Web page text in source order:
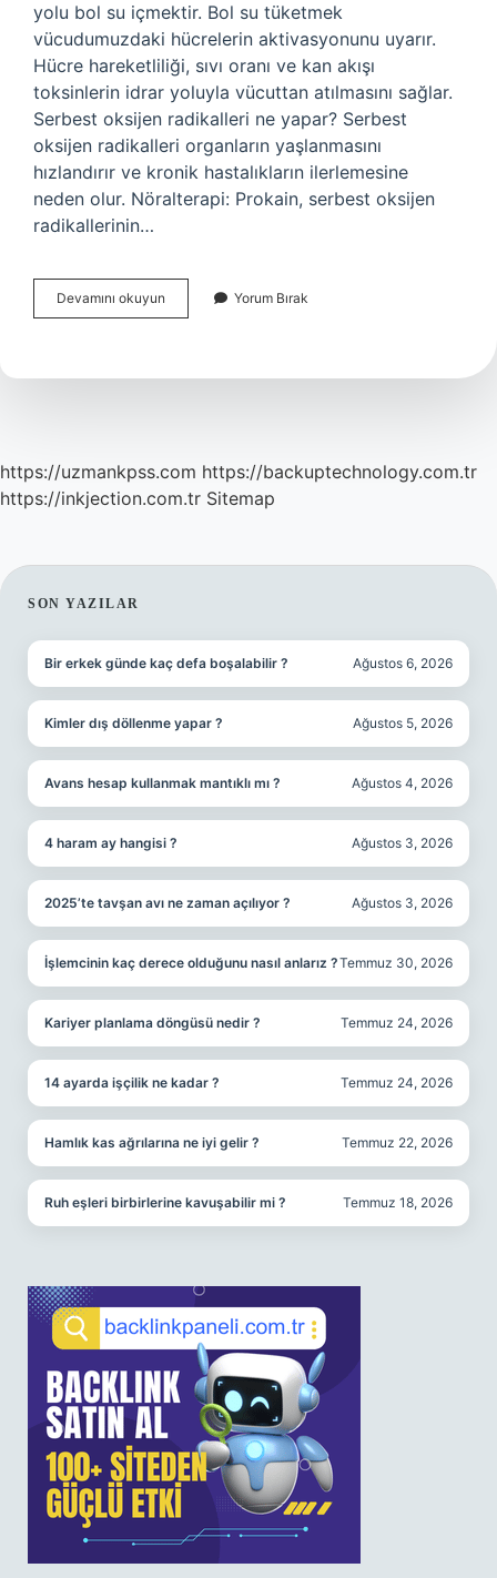
yolu bol su içmektir. Bol su tüketmek
vücudumuzdaki hücrelerin aktivasyonunu uyarır.
Hücre hareketliliği, sıvı oranı ve kan akışı
toksinlerin idrar yoluyla vücuttan atılmasını sağlar.
Serbest oksijen radikalleri ne yapar? Serbest
oksijen radikalleri organların yaşlanmasını
hızlandırır ve kronik hastalıkların ilerlemesine
neden olur. Nöralterapi: Prokain, serbest oksijen
radikallerinin…
Devamını okuyun
Radikaller
Yorum Bırak
https://uzmankpss.com https://backuptechnology.com.tr
https://inkjection.com.tr Sitemap
SIDEBAR
SON YAZILAR
Bir erkek günde kaç defa boşalabilir ? Ağustos 6, 2026
Kimler dış döllenme yapar ? Ağustos 5, 2026
Avans hesap kullanmak mantıklı mı ? Ağustos 4, 2026
4 haram ay hangisi ? Ağustos 3, 2026
2025’te tavşan avı ne zaman açılıyor ? Ağustos 3, 2026
İşlemcinin kaç derece olduğunu nasıl anlarız ?Temmuz 30, 2026
Kariyer planlama döngüsü nedir ? Temmuz 24, 2026
14 ayarda işçilik ne kadar ? Temmuz 24, 2026
Hamlık kas ağrılarına ne iyi gelir ? Temmuz 22, 2026
Ruh eşleri birbirlerine kavuşabilir mi ? Temmuz 18, 2026